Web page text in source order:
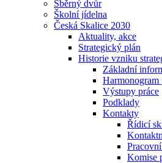
Sběrný dvůr
Školní jídelna
Česká Skalice 2030
Aktuality, akce
Strategický plán
Historie vzniku
Základní
Harmonogram
Výstupy práce
Podklady
Kontakty
Řídicí
Komise